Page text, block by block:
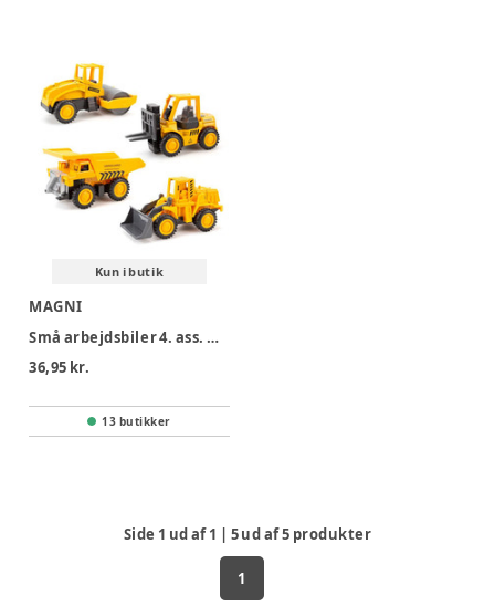
Kun i butik
MAGNI
Små arbejdsbiler 4. ass. med pull back
36,95 kr.
13 butikker
Side 1 ud af1 | 5ud af5 produkter
1